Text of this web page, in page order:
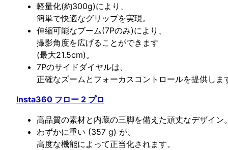
軽量化(約300g)により、
簡単で快適なグリップを実現。
伸縮可能なブーム(7Pのみ)により、
撮影角度を広げることができます
(最大21.5cm)。
7Pのサイドダイヤルは、
正確なズームとフォーカスコントロールを提供しま
Insta360 フロー 2 プロ
高品質の素材と内蔵の三脚を備えた頑丈なデザイン
わずかに重い (357 g) が、
高度な機能によって正当化されます。